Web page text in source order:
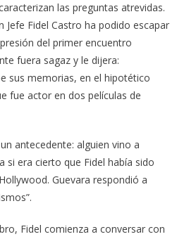
las preguntas atrevidas.
Jefe Fidel Castro ha podido escapar
del primer encuentro
fuera sagaz y le dijera:
sus memorias, en el hipotético
fue actor en dos películas de
antecedente: alguien vino a
si era cierto que Fidel había sido
Guevara respondió a
Fidel comienza a conversar con